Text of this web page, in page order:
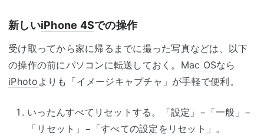
新しいiPhone 4Sでの操作
受け取ってから家に帰るまでに撮った写真などは、以下
の操作の前にパソコンに転送しておく。 Mac OSなら
iPhoto よりも「イメージキャプチャ」が手軽で便利。
いったんすべてリセットする。「設定」−「一般」−
「リセット」−「すべての設定をリセット」。